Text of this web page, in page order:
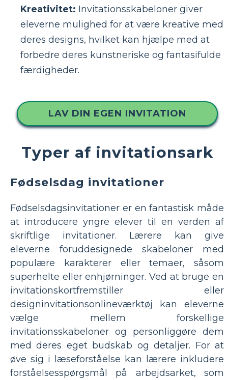
Kreativitet: Invitationsskabeloner giver
eleverne mulighed for at være kreative med
deres designs, hvilket kan hjælpe med at
forbedre deres kunstneriske og fantasifulde
færdigheder.
LAV DIN EGEN INVITATION
Typer af invitationsark
Fødselsdag invitationer
Fødselsdagsinvitationer er en fantastisk måde
at introducere yngre elever til en verden af
skriftlige invitationer. Lærere kan give
eleverne foruddesignede skabeloner med
populære karakterer eller temaer, såsom
superhelte eller enhjørninger. Ved at bruge en
invitationskortfremstiller eller
designinvitationsonlineværktøj kan eleverne
vælge mellem forskellige
invitationsskabeloner og personliggøre dem
med deres eget budskab og detaljer. For at
øve sig i læseforståelse kan lærere inkludere
forståelsesspørgsmål på arbejdsarket, som